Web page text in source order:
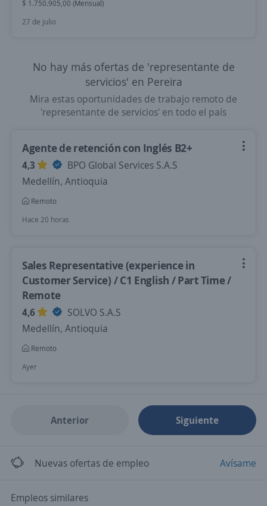
$ 1.750.905,00 (Mensual)
27 de julio
No hay más ofertas de 'representante de
servicios' en Pereira
Mira estas oportunidades de trabajo remoto de
'representante de servicios' en todo el país
Agente de retención con Inglés B2+
4,3
BPO Global Services S.A.S
Medellín, Antioquia
Remoto
Hace 20 horas
Sales Representative (experience in
Customer Service) / C1 English / Part Time /
Remote
4,6
SOLVO S.A.S
Medellín, Antioquia
Remoto
Ayer
Anterior Siguiente
Nuevas ofertas de empleo Avísame
Empleos similares